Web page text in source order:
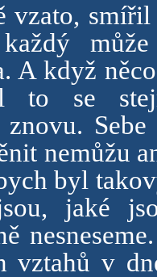
vzato,
A když
to se
znovu.
nemůžu
byl
jaké
vztahů v